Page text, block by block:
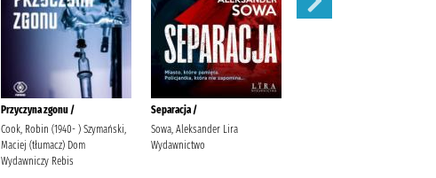
Przyczyna zgonu /
Cook, Robin (1940- ) Szymański,
Maciej (tłumacz) Dom
Wydawniczy Rebis
Separacja /
Sowa, Aleksander Lira
Wydawnictwo